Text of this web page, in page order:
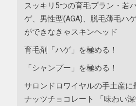
スッキリ5つの育毛プラン・若
ゲ、男性型(AGA)、脱毛薄毛ハ
ができなきゃスキンヘッド
育毛剤「ハゲ」を極める！
「シャンプー」を極める！
サロンドロワイヤルの手土産に
ナッツチョコレート 「味わい